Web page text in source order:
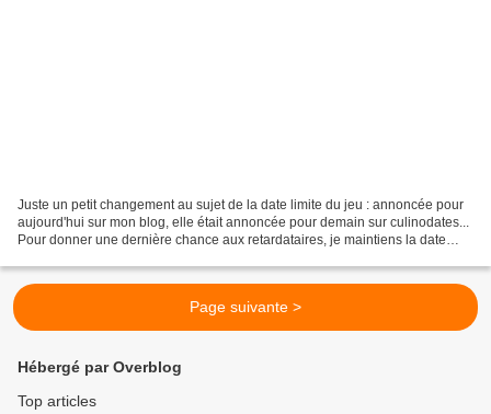
Juste un petit changement au sujet de la date limite du jeu : annoncée pour
aujourd'hui sur mon blog, elle était annoncée pour demain sur culinodates...
Pour donner une dernière chance aux retardataires, je maintiens la date
Page suivante >
Hébergé par Overblog
Top articles